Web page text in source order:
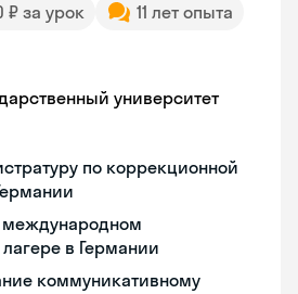
₽ за урок
11 лет опыта
университет
по коррекционной
международном
в Германии
коммуникативному